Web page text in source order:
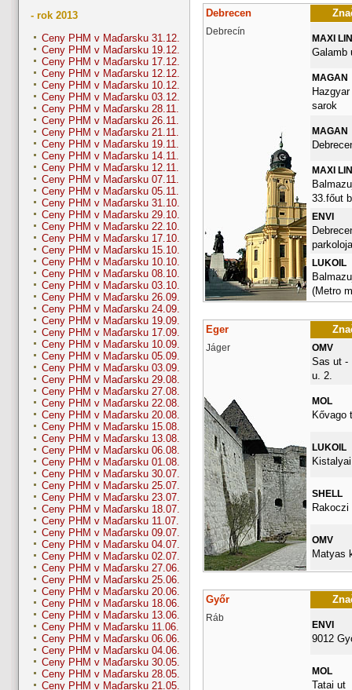
- rok 2013
Ceny PHM v Maďarsku 31.12.
Ceny PHM v Maďarsku 19.12.
Ceny PHM v Maďarsku 17.12.
Ceny PHM v Maďarsku 12.12.
Ceny PHM v Maďarsku 10.12.
Ceny PHM v Maďarsku 03.12.
Ceny PHM v Maďarsku 28.11.
Ceny PHM v Maďarsku 26.11.
Ceny PHM v Maďarsku 21.11.
Ceny PHM v Maďarsku 19.11.
Ceny PHM v Maďarsku 14.11.
Ceny PHM v Maďarsku 12.11.
Ceny PHM v Maďarsku 07.11.
Ceny PHM v Maďarsku 05.11.
Ceny PHM v Maďarsku 31.10.
Ceny PHM v Maďarsku 29.10.
Ceny PHM v Maďarsku 22.10.
Ceny PHM v Maďarsku 17.10.
Ceny PHM v Maďarsku 15.10.
Ceny PHM v Maďarsku 10.10.
Ceny PHM v Maďarsku 08.10.
Ceny PHM v Maďarsku 03.10.
Ceny PHM v Maďarsku 26.09.
Ceny PHM v Maďarsku 24.09.
Ceny PHM v Maďarsku 19.09.
Ceny PHM v Maďarsku 17.09.
Ceny PHM v Maďarsku 10.09.
Ceny PHM v Maďarsku 05.09.
Ceny PHM v Maďarsku 03.09.
Ceny PHM v Maďarsku 29.08.
Ceny PHM v Maďarsku 27.08.
Ceny PHM v Maďarsku 22.08.
Ceny PHM v Maďarsku 20.08.
Ceny PHM v Maďarsku 15.08.
Ceny PHM v Maďarsku 13.08.
Ceny PHM v Maďarsku 06.08.
Ceny PHM v Maďarsku 01.08.
Ceny PHM v Maďarsku 30.07.
Ceny PHM v Maďarsku 25.07.
Ceny PHM v Maďarsku 23.07.
Ceny PHM v Maďarsku 18.07.
Ceny PHM v Maďarsku 11.07.
Ceny PHM v Maďarsku 09.07.
Ceny PHM v Maďarsku 04.07.
Ceny PHM v Maďarsku 02.07.
Ceny PHM v Maďarsku 27.06.
Ceny PHM v Maďarsku 25.06.
Ceny PHM v Maďarsku 20.06.
Ceny PHM v Maďarsku 18.06.
Ceny PHM v Maďarsku 13.06.
Ceny PHM v Maďarsku 11.06.
Ceny PHM v Maďarsku 06.06.
Ceny PHM v Maďarsku 04.06.
Ceny PHM v Maďarsku 30.05.
Ceny PHM v Maďarsku 28.05.
Ceny PHM v Maďarsku 21.05.
Debrecen
Debrecín
MAXI
Galamb
MAGAN
sarok
MAGAN
MAXI
33.főut
ENVI
LUKOIL
(Metro
Eger
Jáger OMV
Sas ut -
u. 2.
MOL
Kővago
LUKOIL
SHELL
Rakoczi
OMV
Matyas
Győr
Ráb
ENVI
9012
MOL
Tatai ut